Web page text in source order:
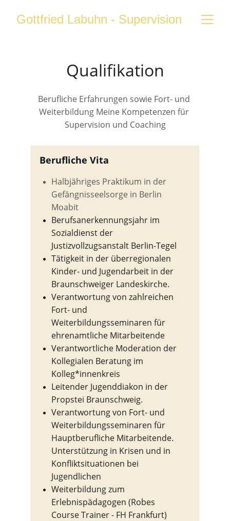
Gottfried Labuhn - Supervision und
Qualifikation
Berufliche Erfahrungen sowie Fort- und
Weiterbildung Meine Kompetenzen für
Supervision und Coaching
Berufliche Vita
Halbjähriges Praktikum in der
Gefängnisseelsorge in Berlin
Moabit
Berufsanerkennungsjahr im
Sozialdienst der
Justizvollzugsanstalt Berlin-Tegel
Tätigkeit in der überregionalen
Kinder- und Jugendarbeit in der
Braunschweiger Landeskirche.
Verantwortung von zahlreichen
Fort- und
Weiterbildungsseminaren für
ehrenamtliche Mitarbeitende
Verantwortliche Moderation der
Kollegialen Beratung im
Kolleg*innenkreis
Leitender Jugenddiakon in der
Propstei Braunschweig.
Verantwortung von Fort- und
Weiterbildungsseminaren für
Hauptberufliche Mitarbeitende.
Unterstützung in Krisen und in
Konfliktsituationen bei
Jugendlichen
Weiterbildung zum
Erlebnispädagogen (Robes
Course Trainer - FH Frankfurt)